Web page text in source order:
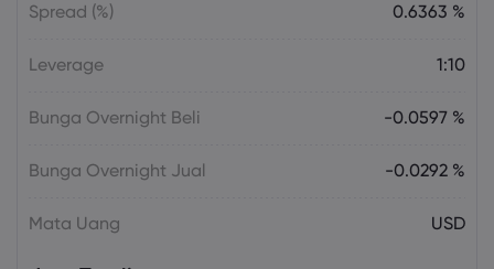
Spread (%) 0.6363 %
Leverage 1:10
Bunga Overnight Beli -0.0597 %
Bunga Overnight Jual -0.0292 %
Mata Uang USD